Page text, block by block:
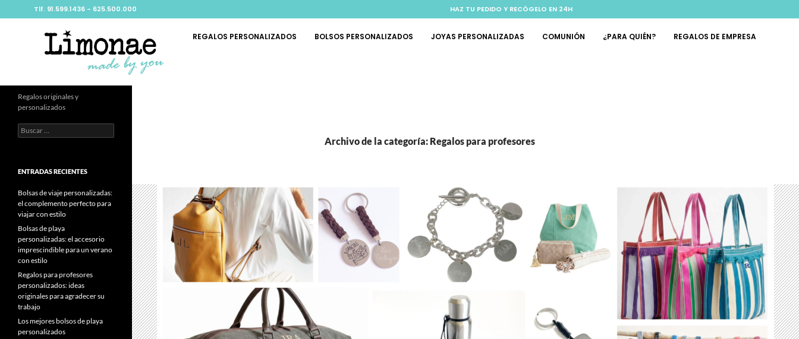
Tlf. 91.599.1436 - 625.500.000 HAZ TU PEDIDO Y RECÓGELO EN 24H
REGALOS PERSONALIZADOS BOLSOS PERSONALIZADOS JOYAS PERSONALIZADAS COMUNIÓN ¿PARA QUIÉN? REGALOS DE EMPRESA
Archivo de la categoría: Regalos para profesores
Regalos originales y
personalizados
ENTRADAS RECIENTES
Bolsas de viaje personalizadas:
el complemento perfecto para
viajar con estilo
Bolsas de playa
personalizadas: el accesorio
imprescindible para un verano
con estilo
Regalos para profesores
personalizados: ideas
originales para agradecer su
trabajo
Los mejores bolsos de playa
personalizados